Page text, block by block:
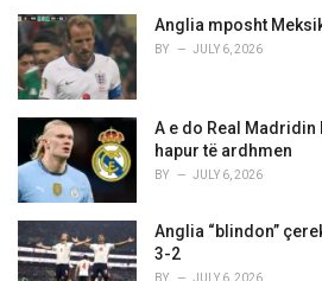
Anglia mposht
BY JULY 6, 2026
A e do Real
hapur të ardhmen
BY JULY 6, 2026
Anglia “blindon”
3-2
BY JULY 6, 2026